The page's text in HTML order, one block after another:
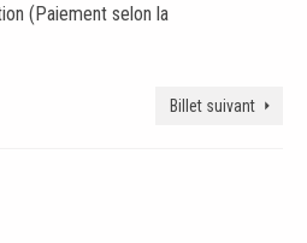
(Paiement selon la
Billet suivant